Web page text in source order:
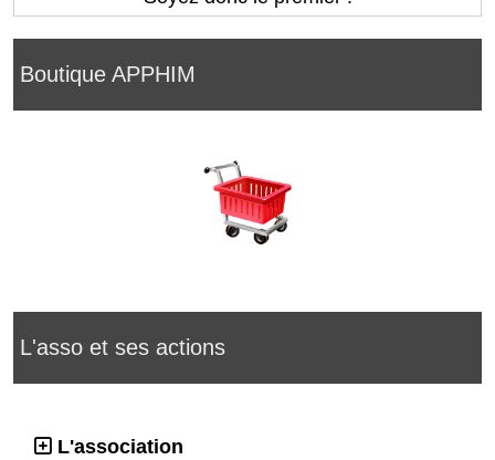
Boutique APPHIM
L'asso et ses actions
L'association